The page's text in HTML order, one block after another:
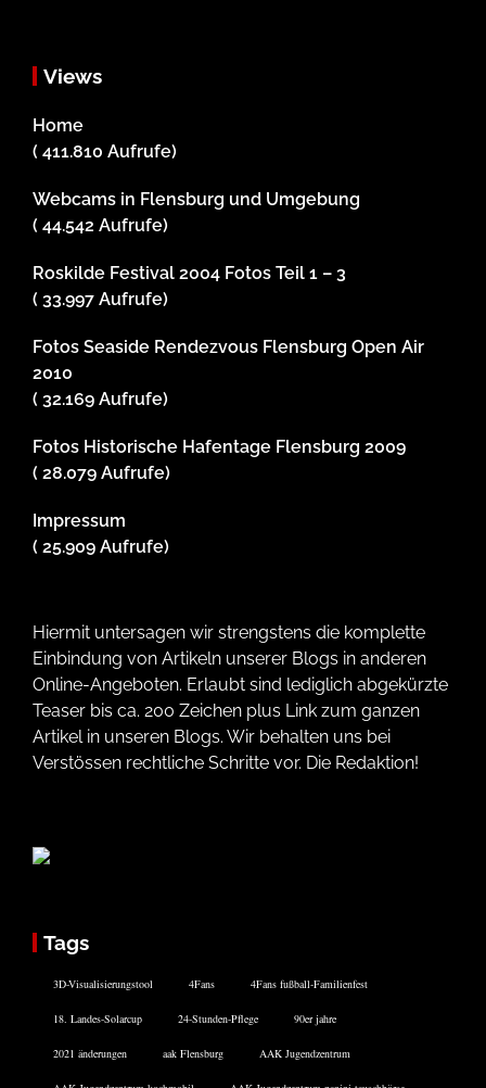
Views
Home
( 411.810 Aufrufe)
Webcams in Flensburg und Umgebung
( 44.542 Aufrufe)
Roskilde Festival 2004 Fotos Teil 1 – 3
( 33.997 Aufrufe)
Fotos Seaside Rendezvous Flensburg Open Air
2010
( 32.169 Aufrufe)
Fotos Historische Hafentage Flensburg 2009
( 28.079 Aufrufe)
Impressum
( 25.909 Aufrufe)
Hiermit untersagen wir strengstens die komplette
Einbindung von Artikeln unserer Blogs in anderen
Online-Angeboten. Erlaubt sind lediglich abgekürzte
Teaser bis ca. 200 Zeichen plus Link zum ganzen
Artikel in unseren Blogs. Wir behalten uns bei
Verstössen rechtliche Schritte vor. Die Redaktion!
Tags
3D-Visualisierungstool 4Fans 4Fans fußball-Familienfest
18. Landes-Solarcup 24-Stunden-Pflege 90er jahre
2021 änderungen aak Flensburg AAK Jugendzentrum